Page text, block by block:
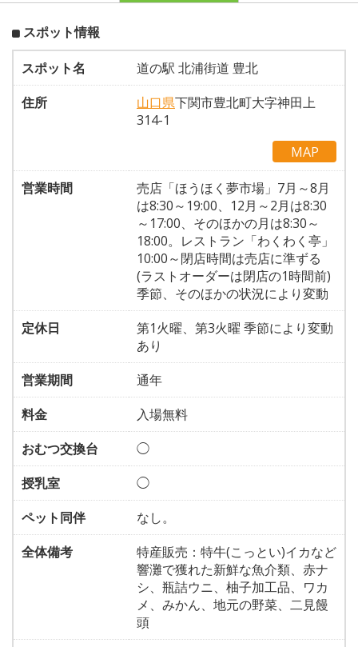
スポット情報
スポット名
道の駅 北浦街道 豊北
住所
山口県下関市豊北町大字神田上
314-1
MAP
営業時間
売店「ほうほく夢市場」7月～8月
は8:30～19:00、12月～2月は8:30
～17:00、そのほかの月は8:30～
18:00。レストラン「わくわく亭」
10:00～閉店時間は売店に準ずる
(ラストオーダーは閉店の1時間前)
季節、そのほかの状況により変動
定休日
第1火曜、第3火曜 季節により変動
あり
営業期間
通年
料金
入場無料
おむつ交換台
◯
授乳室
◯
ペット同伴
なし。
全体備考
特産販売：特牛(こっとい)イカなど
響灘で獲れた新鮮な魚介類、赤ナ
シ、瓶詰ウニ、柚子加工品、ワカ
メ、みかん、地元の野菜、二見饅
頭